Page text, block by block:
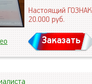
Настоящий ГОЗНАК
20.000руб.
Заказать